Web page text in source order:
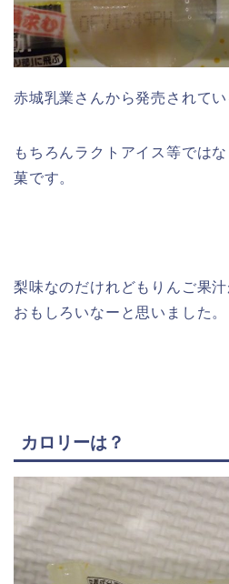
赤城乳業さんから発売されてい
もちろんラクトアイス等では
菓です。
梨味なのだけれどもりんご果
おもしろいなーと思いました。
カロリーは？